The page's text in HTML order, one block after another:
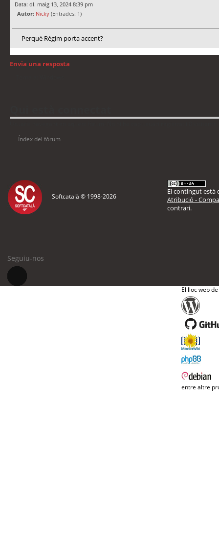
Data: dl. maig 13, 2024 8:39 pm
Autor: Nicky (Entrades: 1)
Perquè Règim porta accent?
Envia una resposta
Índex del fòrum
Softcatalà © 1998-2026
El contingut està
Atribució -
contrari.
Seguiu-nos
El lloc web
entre altre